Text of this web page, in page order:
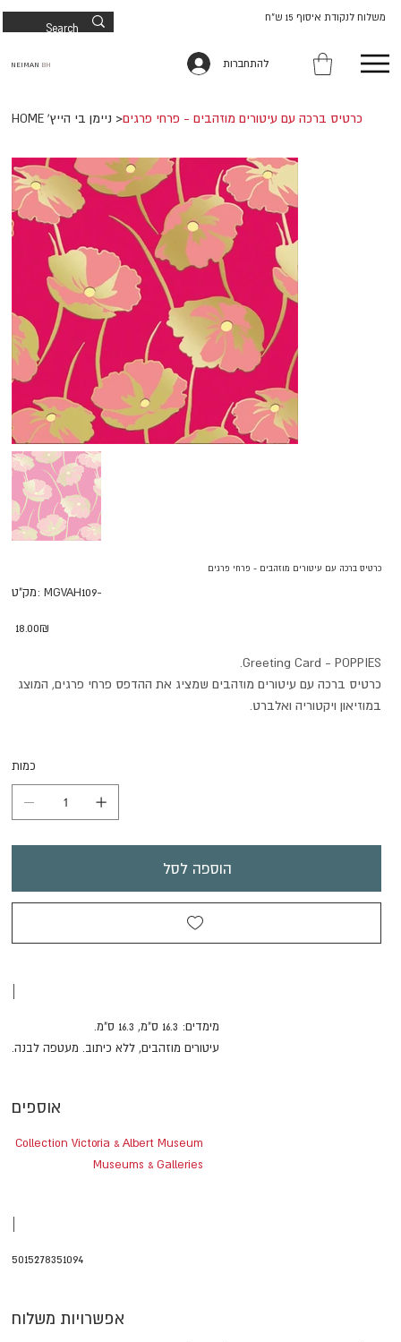
להתחברות NEIMAN BH
משלוח לנקודת איסוף 15 ש"ח
HOME 'ניימן בי הייץ >כרטיס ברכה עם עיטורים מוזהבים - פרחי פרגים
כרטיס ברכה עם עיטורים מוזהבים - פרחי פרגים
מק"ט: MGVAH109-
MGVAH109-
‏18.00 ‏₪
Greeting Card - POPPIES.
כרטיס ברכה עם עיטורים מוזהבים שמציג את ההדפס פרחי פרגים, המוצג
במוזיאון ויקטוריה ואלברט.
כמות
הוספה לסל
|
מימדים: 16.3 ס"מ, 16.3 ס"מ.
עיטורים מוזהבים, ללא כיתוב. מעטפה לבנה.
אוספים
Collection Victoria & Albert Museum
Museums & Galleries
|
5015278351094
אפשרויות משלוח